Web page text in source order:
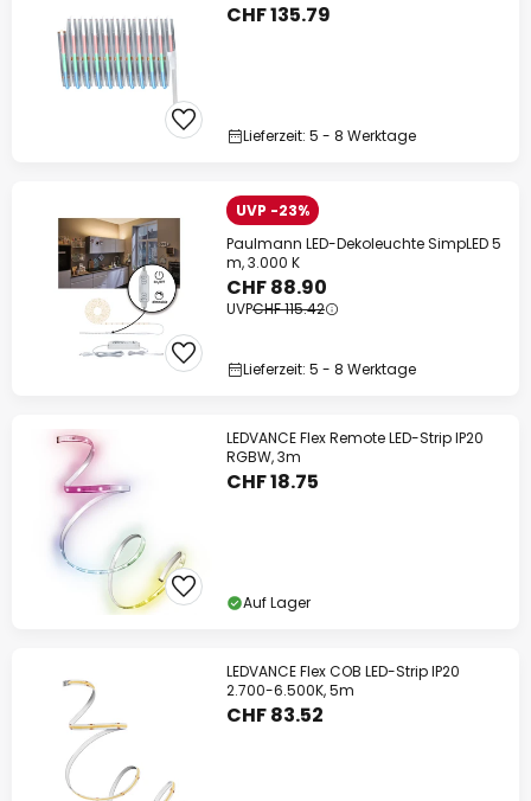
CHF 135.79
Lieferzeit: 5 - 8 Werktage
UVP -23%
Paulmann LED-Dekoleuchte SimpLED 5
m, 3.000 K
CHF 88.90
UVPCHF 115.42
Lieferzeit: 5 - 8 Werktage
LEDVANCE Flex Remote LED-Strip IP20
RGBW, 3m
CHF 18.75
Auf Lager
LEDVANCE Flex COB LED-Strip IP20
2.700-6.500K, 5m
CHF 83.52